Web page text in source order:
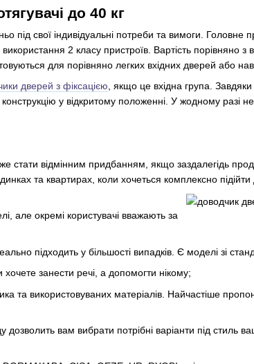
до 40 кг
під свої індивідуальні потреби та вимоги.
2 класу пристроїв. Вартість
для порівняно легких вхідних дверей або
дверей з фіксацією , якщо це вхідна група.
у відкритому положенні. У жодному разі
відмінним придбанням, якщо заздалегідь
та квартирах, коли хочеться комплексно
але окремі користувачі вважають за
підходить у більшості випадків. Є моделі зі
хочете занести речі, а допомогти нікому;
та використовуваних матеріалів. Найчастіше
вам вибрати потрібні варіанти під стиль